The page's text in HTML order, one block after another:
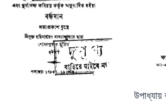
উপাধ্যায়